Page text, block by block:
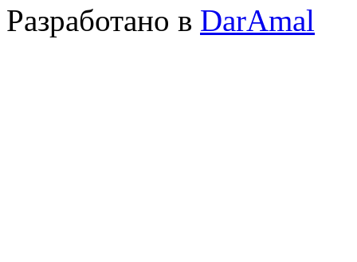
Разработано в DarAmal